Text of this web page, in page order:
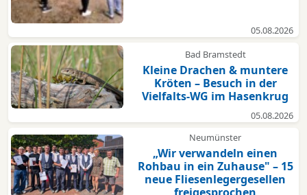
05.08.2026
Bad Bramstedt
Kleine Drachen & muntere
Kröten – Besuch in der
Vielfalts-WG im Hasenkrug
05.08.2026
Neumünster
„Wir verwandeln einen
Rohbau in ein Zuhause" – 15
neue Fliesenlegergesellen